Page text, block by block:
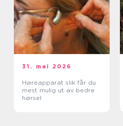
31. mai 2026
Høreapparat slik får du
mest mulig ut av bedre
hørsel